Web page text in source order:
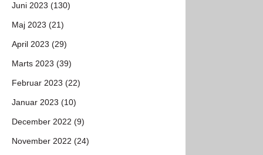
Juni 2023 (130)
Maj 2023 (21)
April 2023 (29)
Marts 2023 (39)
Februar 2023 (22)
Januar 2023 (10)
December 2022 (9)
November 2022 (24)